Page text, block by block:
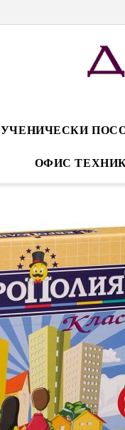
УЧЕНИЧЕСКИ
ОФИС